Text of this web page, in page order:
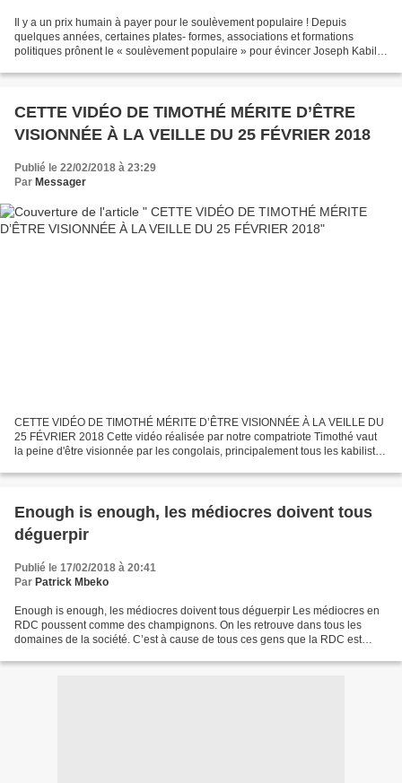
Il y a un prix humain à payer pour le soulèvement populaire ! Depuis
quelques années, certaines plates- formes, associations et formations
politiques prônent le « soulèvement populaire » pour évincer Joseph Kabila
CETTE VIDÉO DE TIMOTHÉ MÉRITE D’ÊTRE
VISIONNÉE À LA VEILLE DU 25 FÉVRIER 2018
Publié le 22/02/2018 à 23:29
Par Messager
CETTE VIDÉO DE TIMOTHÉ MÉRITE D’ÊTRE VISIONNÉE À LA VEILLE DU
25 FÉVRIER 2018 Cette vidéo réalisée par notre compatriote Timothé vaut
la peine d'être visionnée par les congolais, principalement tous les kabilistes
Enough is enough, les médiocres doivent tous
déguerpir
Publié le 17/02/2018 à 20:41
Par Patrick Mbeko
Enough is enough, les médiocres doivent tous déguerpir Les médiocres en
RDC poussent comme des champignons. On les retrouve dans tous les
domaines de la société. C’est à cause de tous ces gens que la RDC est